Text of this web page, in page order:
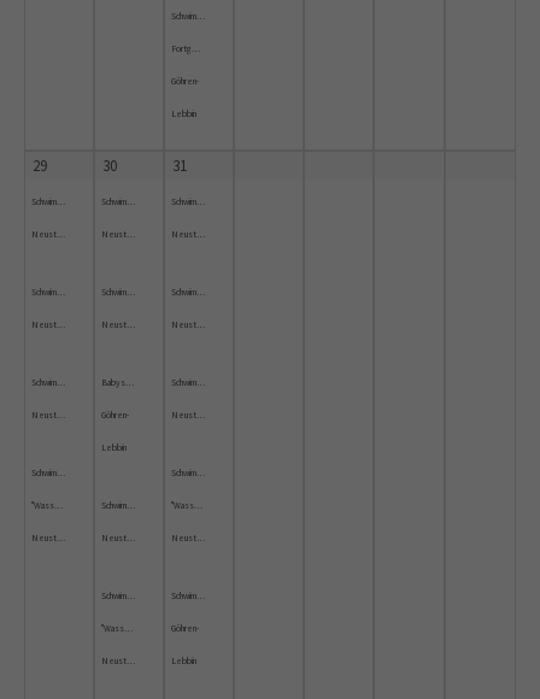
Schwimmkurs
Fortgeschrittene
Göhren-
Lebbin
29
Schwimmkurs
Neustrelitz
Schwimmkurs
Neustrelitz
Schwimmkurs
Neustrelitz
Schwimmkurs
"Wassergewöhnung"
Neustrelitz
30
Schwimmkurs
Neustrelitz
Schwimmkurs
Neustrelitz
Babyschwimmen
Göhren-
Lebbin
Schwimmkurs
Neustrelitz
Schwimmkurs
"Wassergewöhnung"
Neustrelitz
31
Schwimmkurs
Neustrelitz
Schwimmkurs
Neustrelitz
Schwimmkurs
Neustrelitz
Schwimmkurs
"Wassergewöhnung"
Neustrelitz
Schwimmkurs
Göhren-
Lebbin